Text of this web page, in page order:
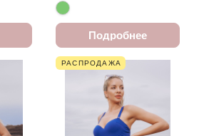
Подробнее
РАСПРОДАЖА